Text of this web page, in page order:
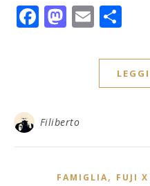
Facebook
Email
Filiberto
FAMIGLIA, FUJI X